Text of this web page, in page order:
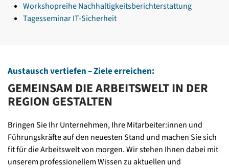
Workshopreihe Nachhaltigkeitsberichterstattung
Tagesseminar IT-Sicherheit
Austausch vertiefen – Ziele erreichen:
GEMEINSAM DIE ARBEITSWELT IN DER
REGION GESTALTEN
Bringen Sie Ihr Unternehmen, Ihre Mitarbeiter:innen und
Führungskräfte auf den neuesten Stand und machen Sie sich
fit für die Arbeitswelt von morgen. Wir stehen Ihnen dabei mit
unserem professionellem Wissen zu aktuellen und